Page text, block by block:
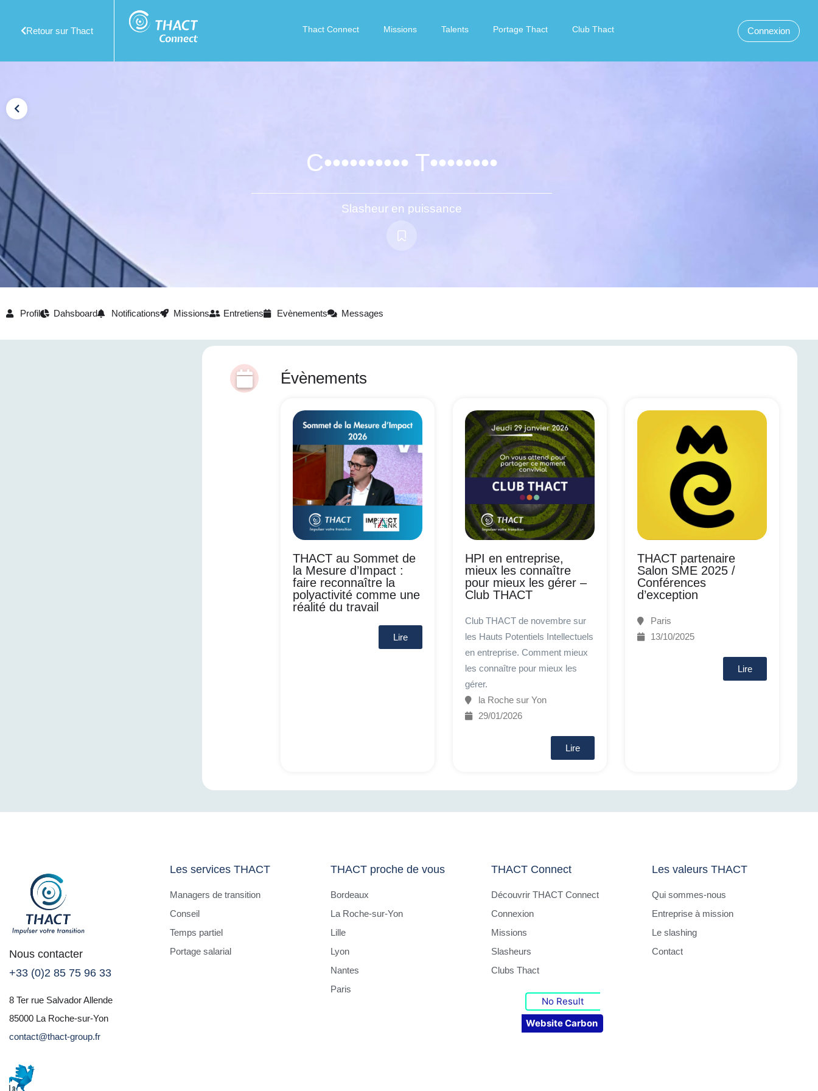
Retour sur Thact Thact Connect Missions Talents Portage Thact Club Thact Connexion
C•••••••••• T••••••••
Slasheur en puissance
Profil Dahsboard Notifications Missions Entretiens Evènements Messages
Évènements
THACT au Sommet de
la Mesure d’Impact :
faire reconnaître la
polyactivité comme une
réalité du travail
Lire
HPI en entreprise,
mieux les connaître
pour mieux les gérer –
Club THACT
Club THACT de novembre sur
les Hauts Potentiels Intellectuels
en entreprise. Comment mieux
les connaître pour mieux les
gérer.
la Roche sur Yon
29/01/2026
Lire
THACT partenaire
Salon SME 2025 /
Conférences
d’exception
Paris
13/10/2025
Lire
Nous contacter
+33 (0)2 85 75 96 33
8 Ter rue Salvador Allende
85000 La Roche-sur-Yon
contact@thact-group.fr
Les services THACT
Managers de transition
Conseil
Temps partiel
Portage salarial
THACT proche de vous
Bordeaux
La Roche-sur-Yon
Lille
Lyon
Nantes
Paris
THACT Connect
Découvrir THACT Connect
Connexion
Missions
Slasheurs
Clubs Thact
No Result
Website Carbon
Les valeurs THACT
Qui sommes-nous
Entreprise à mission
Le slashing
Contact